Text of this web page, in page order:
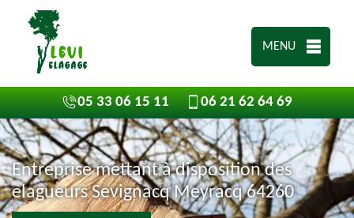
MENU
05 33 06 15 11 06 21 62 64 69
Entreprise mettant à disposition des
elagueurs Sevignacq Meyracq 64260